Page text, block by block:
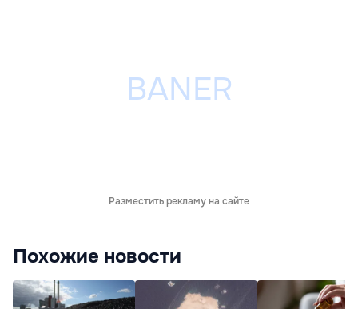
Разместить рекламу на сайте
Похожие новости